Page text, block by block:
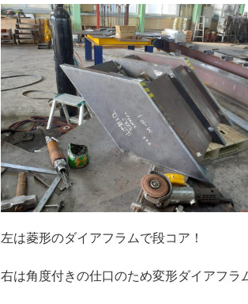
左は菱形のダイアフラムで段コア！
右は角度付きの仕口のため変形ダイアフラ